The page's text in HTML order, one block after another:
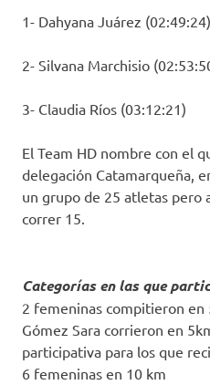
1- Dahyana Juárez (02:49:24)
2- Silvana Marchisio
3- Claudia Ríos (03:12:21)
El Team HD nombre con el
delegación Catamarqueña,
un grupo de 25 atletas pero
correr 15.
Categorías en las que
2 femeninas compitieron en
Gómez Sara corrieron en
participativa para los que
6 femeninas en 10 km